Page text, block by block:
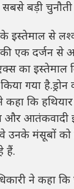
बड़ी चुनौती
के इस्तेमाल से
की एक दर्जन
का इस्तेमाल
गया
कहा कि
और
उनके मंसूबों
हैं.
ने कहा